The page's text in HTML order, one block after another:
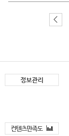
정보관리
컨텐츠만족도